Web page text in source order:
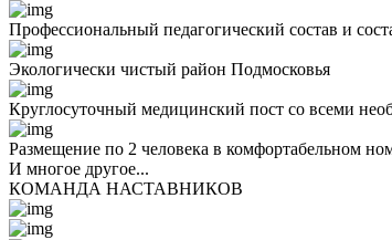
Профессиональный педагогический состав и
Экологически чистый район Подмосковья
Круглосуточный медицинский пост со всеми
Размещение по 2 человека в комфортабельном
И многое другое...
КОМАНДА НАСТАВНИКОВ